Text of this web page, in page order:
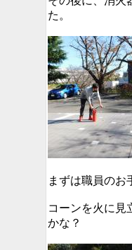
た。
まずは職員のお
コーンを火に見
かな？